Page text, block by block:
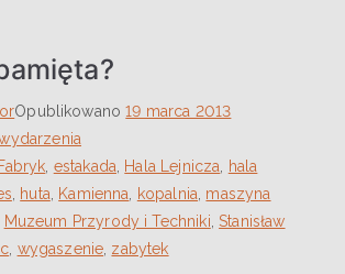
Opublikowano19 marca 2013
estakada Hala Lejnicza
hala
huta Kamienna kopalnia maszyna
Muzeum Przyrody i Techniki ,Stanisław
wygaszenie zabytek